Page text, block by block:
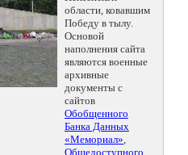
области, ковавшим
Победу в тылу.
Основой
наполнения сайта
являются военные
архивные
документы с
сайтов
Обобщенного
Банка Данных
«Мемориал»,
Общедоступного